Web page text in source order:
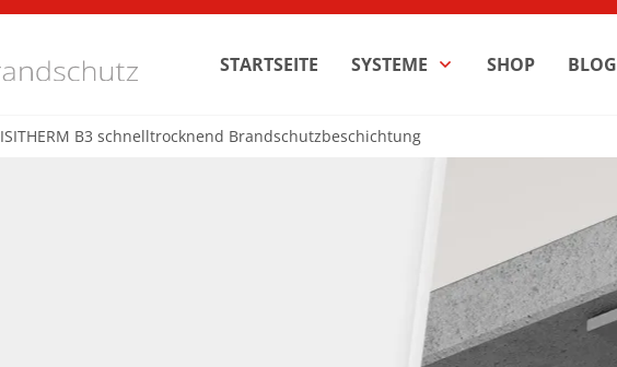
STARTSEITE SYSTEME SHOP BLOG
ISITHERM B3 schnelltrocknend Brandschutzbeschichtung